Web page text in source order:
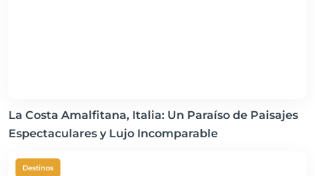
La Costa Amalfitana, Italia: Un Paraíso de Paisajes
Espectaculares y Lujo Incomparable
Destinos